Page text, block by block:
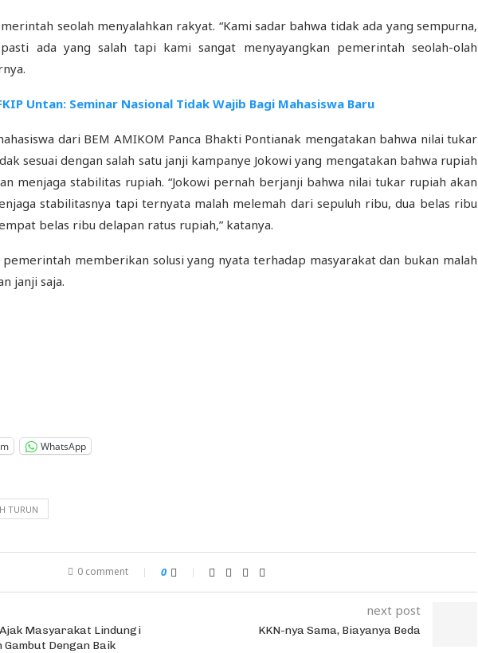
seolah menyalahkan rakyat. “Kami sadar bahwa tidak ada yang sempurna,
ada yang salah tapi kami sangat menyayangkan pemerintah seolah-olah
Untan: Seminar Nasional Tidak Wajib Bagi Mahasiswa Baru
dari BEM AMIKOM Panca Bhakti Pontianak mengatakan bahwa nilai tukar
sesuai dengan salah satu janji kampanye Jokowi yang mengatakan bahwa rupiah
menjaga stabilitas rupiah. “Jokowi pernah berjanji bahwa nilai tukar rupiah akan
stabilitasnya tapi ternyata malah melemah dari sepuluh ribu, dua belas ribu
belas ribu delapan ratus rupiah,” katanya.
memberikan solusi yang nyata terhadap masyarakat dan bukan malah
janji saja.
WhatsApp
TURUN
0 comment 0
Masyarakat Lindungi
Gambut Dengan Baik
next post
KKN-nya Sama, Biayanya Beda